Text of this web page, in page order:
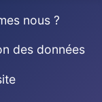
nous ?
des données